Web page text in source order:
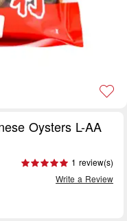
Oysters L-AA
1 review(s)
Write a Review